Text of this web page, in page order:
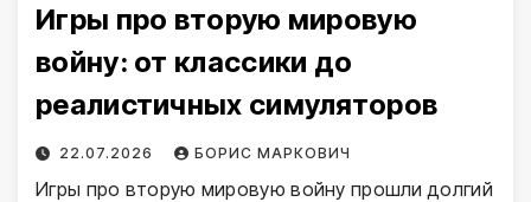
Игры про вторую мировую
войну: от классики до
реалистичных симуляторов
22.07.2026 БОРИС МАРКОВИЧ
Игры про вторую мировую войну прошли долгий